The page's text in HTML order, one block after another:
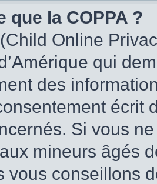
que la COPPA ?
Online
qui
des
écrit
Si vous
mineurs âgés
vous conseillons